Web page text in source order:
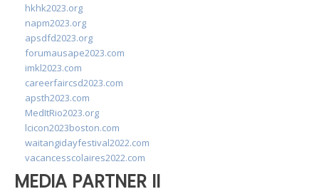
hkhk2023.org
napm2023.org
apsdfd2023.org
forumausape2023.com
imkl2023.com
careerfaircsd2023.com
apsth2023.com
MedItRio2023.org
lcicon2023boston.com
waitangidayfestival2022.com
vacancesscolaires2022.com
MEDIA PARTNER II